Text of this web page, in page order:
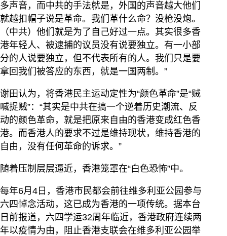
多声音，而中共的手法就是，外国的声音越大他们
就越扣帽子说是革命。我们革什么命？没枪没炮。
（中共）他们就是为了自己好过一点。其实很多香
港年轻人、被逮捕的议员没有说要独立。有一小部
分的人说要独立，但不代表所有的人。我们只是要
拿回我们被答应的东西，就是一国两制。”
谢田认为，将香港民主运动定性为“颜色革命”是“贼
喊捉贼”：“其实是中共在搞一个逆着历史潮流、反
动的颜色革命，就是把原来自由的香港变成红色香
港。而香港人的要求不过是维持现状，维持香港的
自由，没有任何革命的诉求。”
随着压制层层逼近，香港笼罩在“白色恐怖”中。
每年6月4日，香港市民都会前往维多利亚公园参与
六四悼念活动，这已成为香港的一项传统。据本台
日前报道，六四学运32周年临近，香港政府连续两
年以疫情为由，阻止香港支联会在维多利亚公园举